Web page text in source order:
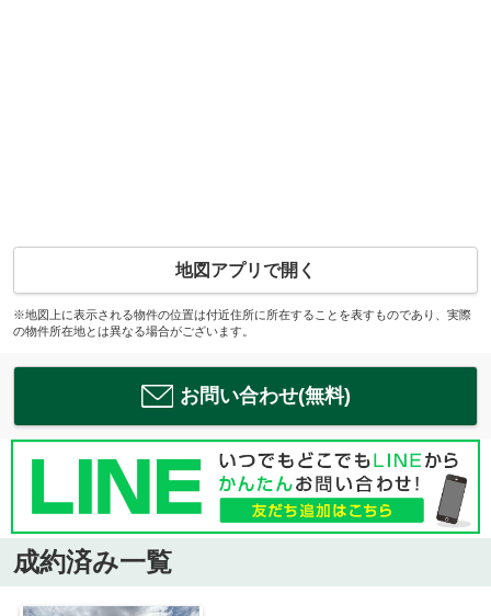
地図アプリで開く
※地図上に表示される物件の位置は付近住所に所在することを表すものであり、実際
の物件所在地とは異なる場合がございます。
お問い合わせ(無料)
成約済み一覧